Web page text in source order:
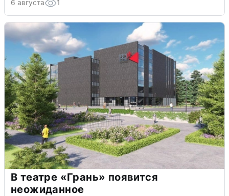
6 августа 1
В театре «Грань» появится
неожиданное